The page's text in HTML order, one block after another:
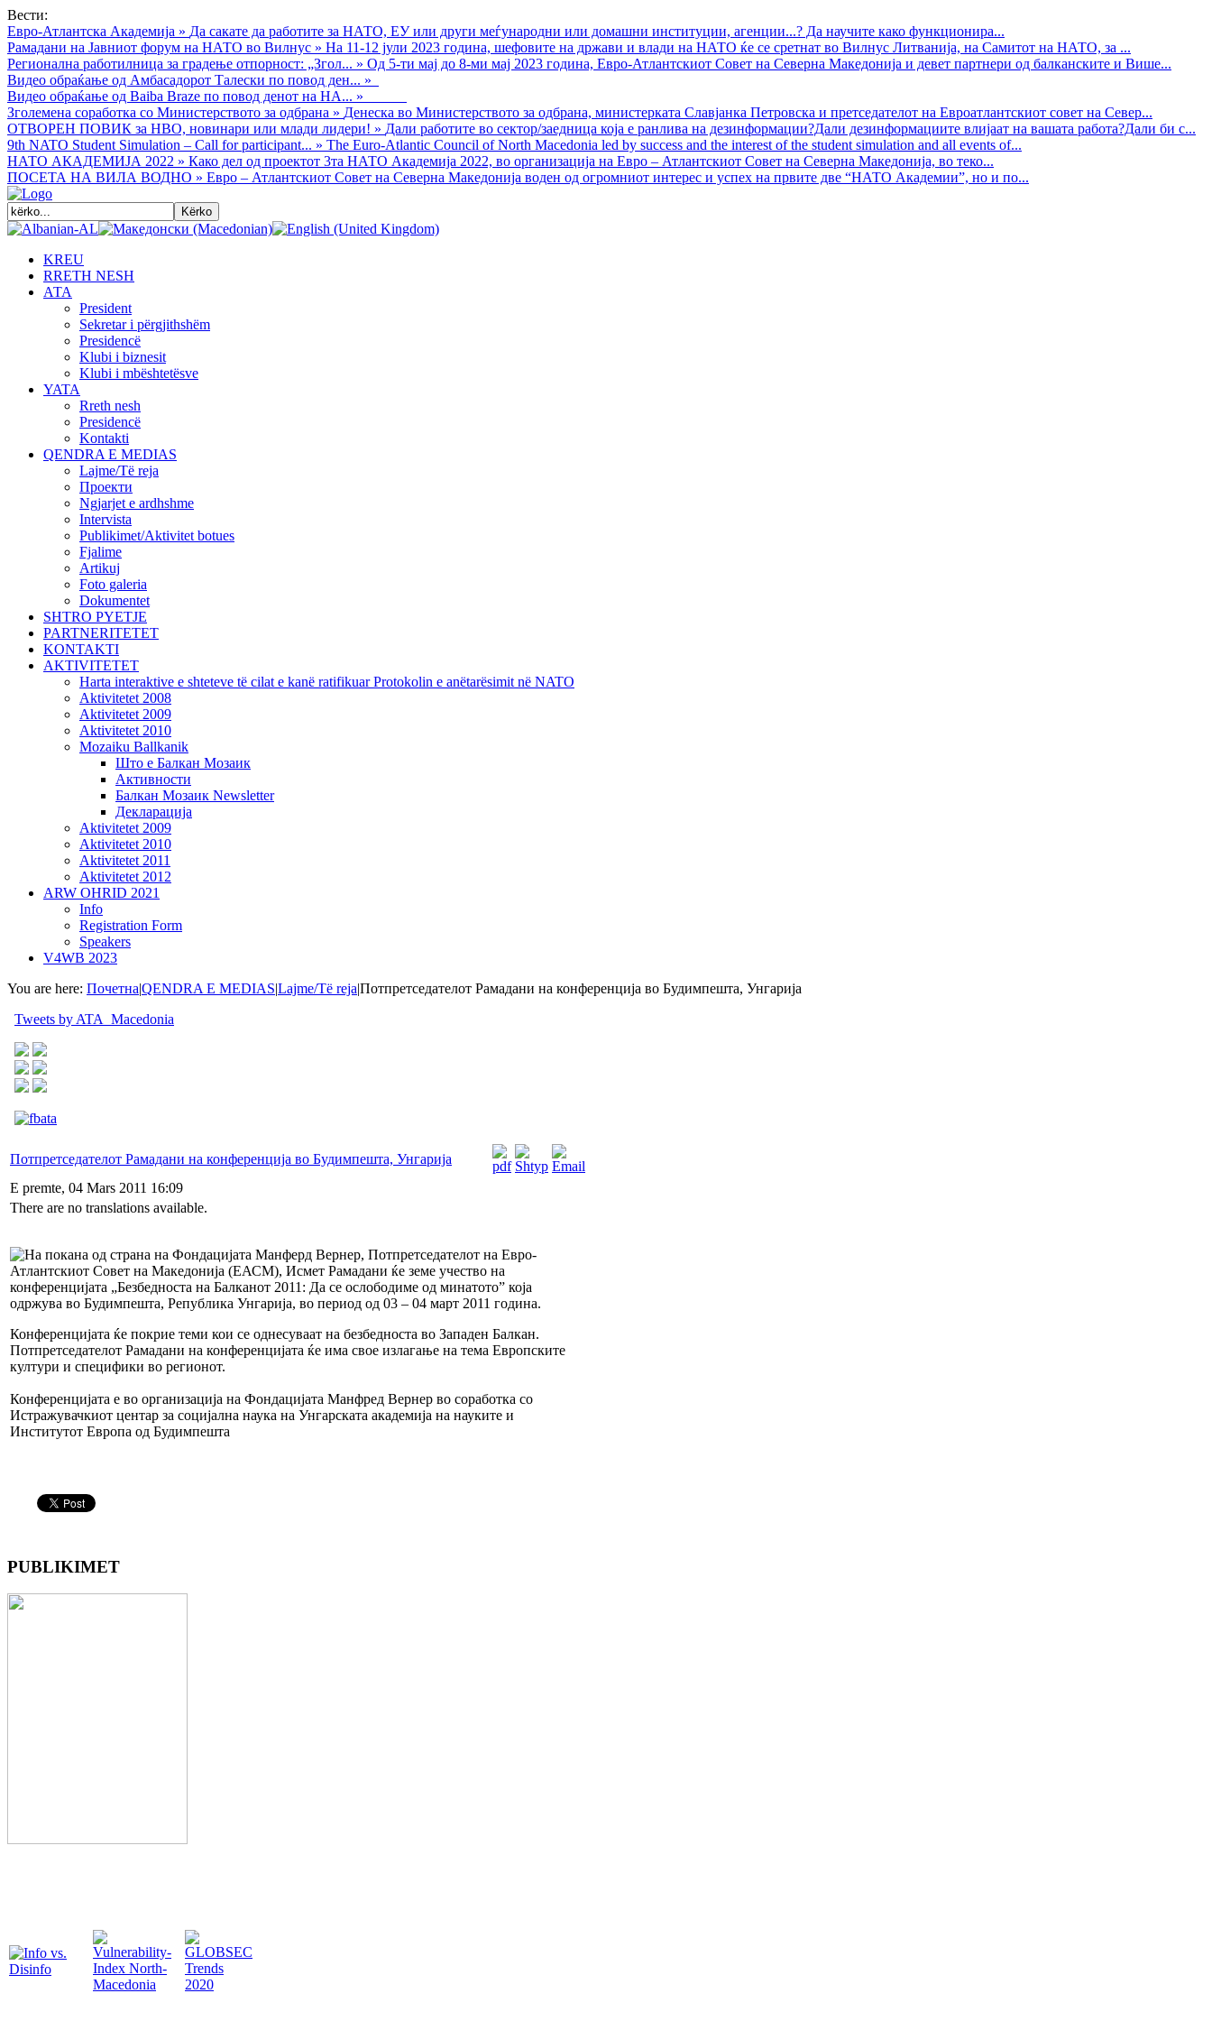
Вести:
Евро-Атлантска Академија » Да сакате да работите за НАТО, ЕУ или други меѓународни или домашни институции, агенции...? Да научите како функционира...
Рамадани на Јавниот форум на НАТО во Вилнус » На 11-12 јули 2023 година, шефовите на држави и влади на НАТО ќе се сретнат во Вилнус Литванија, на Самитот на НАТО, за ...
Регионална работилница за градење отпорност: „Згол... » Од 5-ти мај до 8-ми мај 2023 година, Евро-Атлантскиот Совет на Северна Македонија и девет партнери од балканските и Више...
Видео обраќањe од Амбасадорот Талески по повод ден... »
Видео обраќање од Baiba Braze по повод денот на НА... »
Зголемена соработка со Министерството за одбрана » Денеска во Министерството за одбрана, министерката Славјанка Петровска и претседателот на Евроатлантскиот совет на Север...
ОТВОРЕН ПОВИК за НВО, новинари или млади лидери! » Дали работите во сектор/заедница која е ранлива на дезинформации?Дали дезинформациите влијаат на вашата работа?Дали би с...
9th NATO Student Simulation – Call for participant... » The Euro-Atlantic Council of North Macedonia led by success and the interest of the student simulation and all events of...
НАТО АКАДЕМИЈА 2022 » Како дел од проектот 3та НАТО Академија 2022, во организација на Евро – Атлантскиот Совет на Северна Македонија, во теко...
ПОСЕТА НА ВИЛА ВОДНО » Евро – Атлантскиот Совет на Северна Македонија воден од огромниот интерес и успех на првите две “НАТО Академии”, но и по...
KREU
RRETH NESH
АТА
President
Sekretar i përgjithshëm
Presidencë
Klubi i biznesit
Klubi i mbështetësve
YATA
Rreth nesh
Presidencë
Kontakti
QENDRA E MEDIAS
Lajme/Të reja
Проекти
Ngjarjet e ardhshme
Intervista
Publikimet/Aktivitet botues
Fjalime
Artikuj
Foto galeria
Dokumentet
SHTRO PYETJE
PARTNERITETET
KONTAKTI
AKTIVITETET
Harta interaktive e shteteve të cilat e kanë ratifikuar Protokolin e anëtarësimit në NATO
Aktivitetet 2008
Aktivitetet 2009
Aktivitetet 2010
Mozaiku Ballkanik
Што е Балкан Мозаик
Активности
Балкан Мозаик Newsletter
Декларација
Aktivitetet 2009
Aktivitetet 2010
Aktivitetet 2011
Aktivitetet 2012
ARW OHRID 2021
Info
Registration Form
Speakers
V4WB 2023
You are here: Почетна|QENDRA E MEDIAS|Lajme/Të reja|Потпретседателот Рамадани на конференција во Будимпешта, Унгарија
Tweets by ATA_Macedonia
Потпретседателот Рамадани на конференција во Будимпешта, Унгарија
E premte, 04 Mars 2011 16:09
There are no translations available.
На покана од страна на Фондацијата Манферд Вернер, Потпретседателот на Евро-
Атлантскиот Совет на Македонија (ЕАСМ), Исмет Рамадани ќе земе учество на
конференцијата „Безбедноста на Балканот 2011: Да се ослободиме од минатото” која
одржува во Будимпешта, Република Унгарија, во период од 03 – 04 март 2011 година.
Конференцијата ќе покрие теми кои се однесуваат на безбедноста во Западен Балкан.
Потпретседателот Рамадани на конференцијата ќе има свое излагање на тема Европските
култури и специфики во регионот.
Конференцијата е во организација на Фондацијата Манфред Вернер во соработка со
Истражувачкиот центар за социјална наука на Унгарската академија на науките и
Институтот Европа од Будимпешта
PUBLIKIMET